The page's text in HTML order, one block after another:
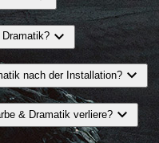
expand_more
nach der Installation? expand_more
& Dramatik verliere? expand_more